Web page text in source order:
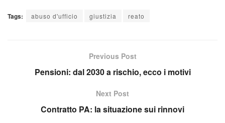
Tags: abuso d'ufficio giustizia reato
Previous Post
Pensioni: dal 2030 a rischio, ecco i motivi
Next Post
Contratto PA: la situazione sui rinnovi